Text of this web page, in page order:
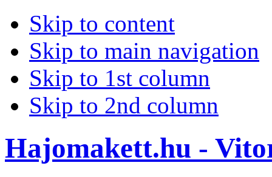
Skip to content
Skip to main navigation
Skip to 1st column
Skip to 2nd column
Hajomakett.hu -